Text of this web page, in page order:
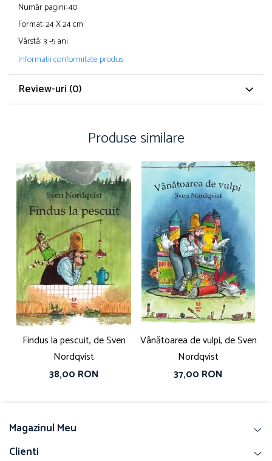
Număr pagini: 40
Format: 24 X 24 cm
Vârstă: 3 -5 ani
Informatii conformitate produs
Review-uri (0)
Produse similare
Findus la pescuit, de Sven
Nordqvist
38,00 RON
Vânătoarea de vulpi, de Sven
Nordqvist
37,00 RON
Magazinul Meu
Clienti